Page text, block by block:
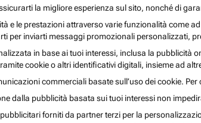
la migliore esperienza sul sito, nonché di
e le prestazioni attraverso varie funzionalità come
per inviarti messaggi promozionali personalizzati,
in base ai tuoi interessi, inclusa la pubblicità
cookie o altri identificativi digitali, insieme ad
commerciali basate sull’uso dei cookie.
dalla pubblicità basata sui tuoi interessi non
forniti da partner terzi per la